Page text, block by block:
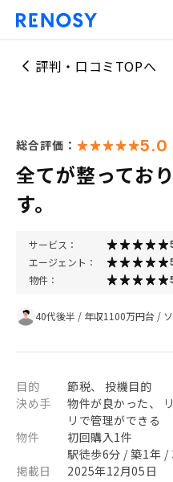
評判・口コミTOPへ
総合評価： 5.0
全てが整ってお
す。
サービス：
エージェント：
物件：
40代後半 / 年収1100万円台 /
目的
節税、 投機目的
決め手
物件が良かった、
リで管理ができる
物件
初回購入1件
駅徒歩6分 / 築1年 /
掲載日
2025年12月05日